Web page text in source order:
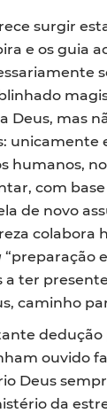
surgir
e os guia
mas
com
de novo
“preparação
ter
caminho
ouvido
Deus
da